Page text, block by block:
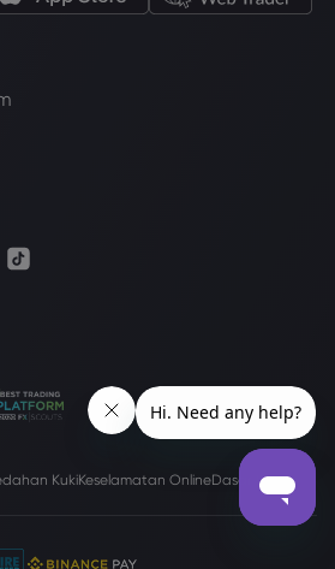
KukiKeselamatan OnlineDasar Privasi